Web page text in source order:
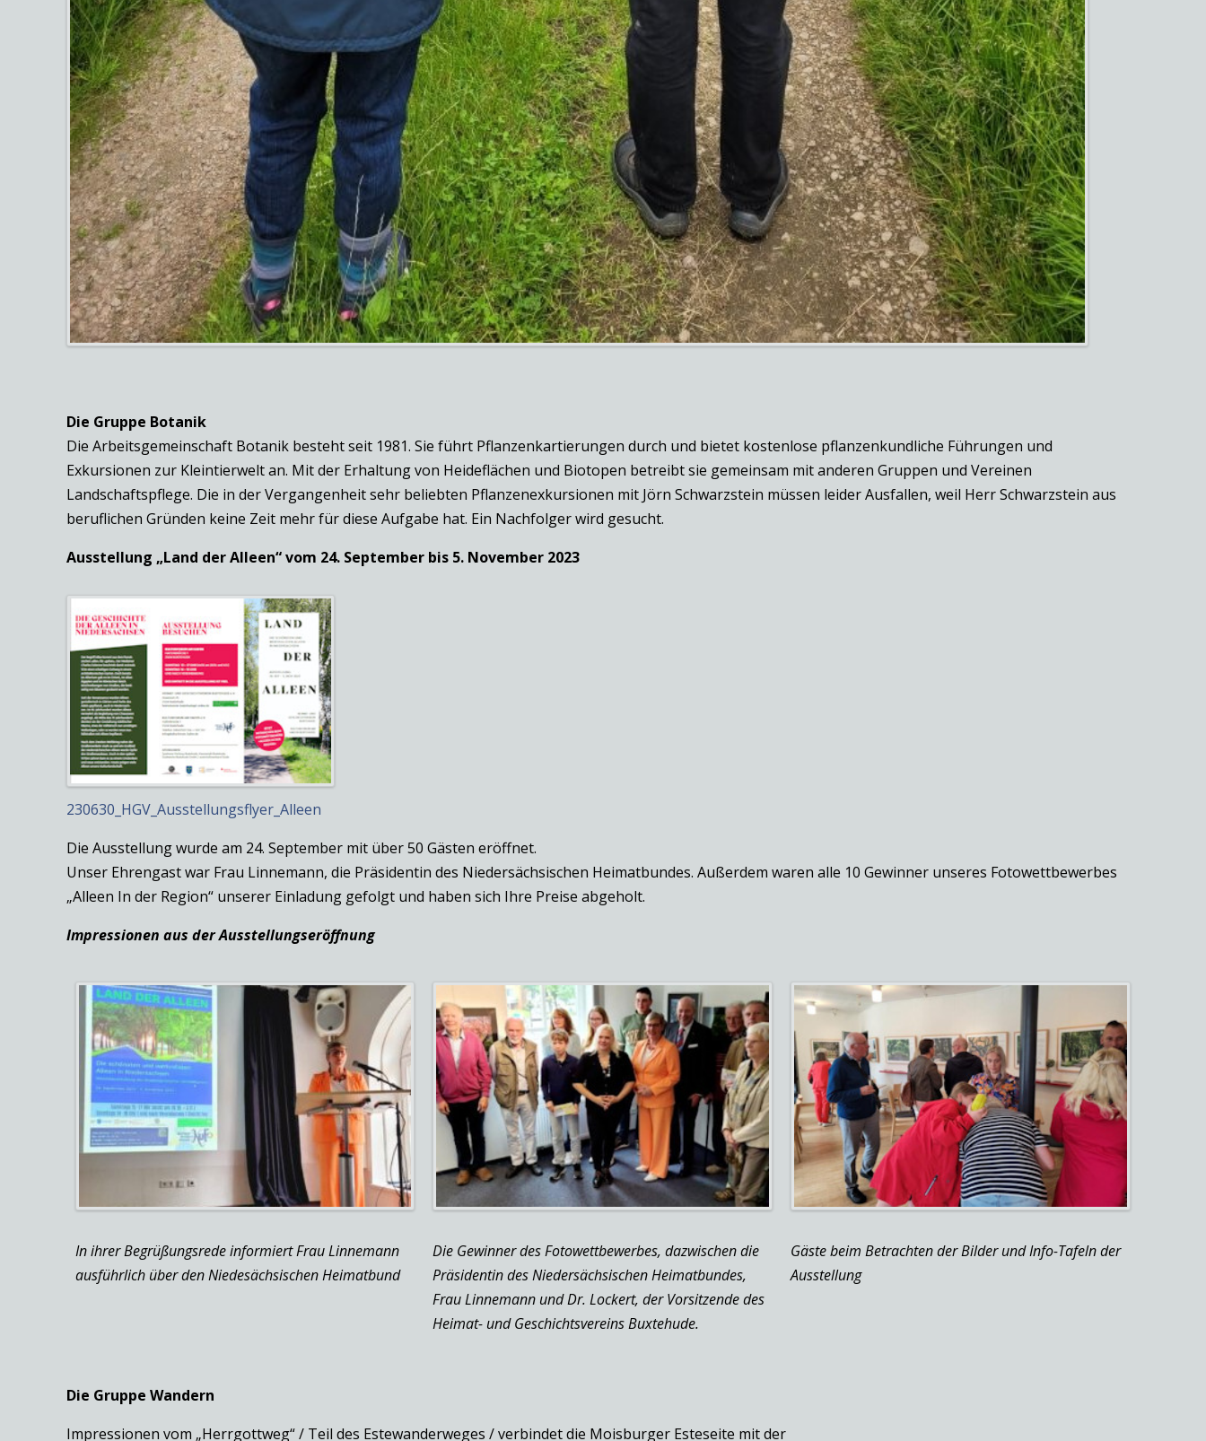
Die Gruppe Botanik
Die Arbeitsgemeinschaft Botanik besteht seit 1981. Sie führt Pflanzenkartierungen durch und bietet kostenlose pflanzenkundliche Führungen und
Exkursionen zur Kleintierwelt an. Mit der Erhaltung von Heideflächen und Biotopen betreibt sie gemeinsam mit anderen Gruppen und Vereinen
Landschaftspflege. Die in der Vergangenheit sehr beliebten Pflanzenexkursionen mit Jörn Schwarzstein müssen leider Ausfallen, weil Herr Schwarzstein aus
beruflichen Gründen keine Zeit mehr für diese Aufgabe hat. Ein Nachfolger wird gesucht.
Ausstellung „Land der Alleen“ vom 24. September bis 5. November 2023
230630_HGV_Ausstellungsflyer_Alleen
Die Ausstellung wurde am 24. September mit über 50 Gästen eröffnet.
Unser Ehrengast war Frau Linnemann, die Präsidentin des Niedersächsischen Heimatbundes. Außerdem waren alle 10 Gewinner unseres Fotowettbewerbes
„Alleen In der Region“ unserer Einladung gefolgt und haben sich Ihre Preise abgeholt.
Impressionen aus der Ausstellungseröffnung
In ihrer Begrüßungsrede informiert Frau Linnemann
ausführlich über den Niedesächsischen Heimatbund
Die Gewinner des Fotowettbewerbes, dazwischen die
Präsidentin des Niedersächsischen Heimatbundes,
Frau Linnemann und Dr. Lockert, der Vorsitzende des
Heimat- und Geschichtsvereins Buxtehude.
Gäste beim Betrachten der Bilder und Info-Tafeln der
Ausstellung
Die Gruppe Wandern
Impressionen vom „Herrgottweg“ / Teil des Estewanderweges / verbindet die Moisburger Esteseite mit der